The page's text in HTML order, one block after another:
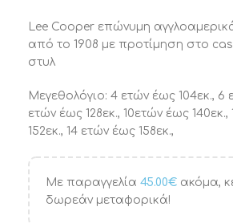
Lee Cooper επώνυμη
από το 1908 με προτίμηση στο
στυλ
Μεγεθολόγιο: 4 ετών έως 104εκ., 6
ετών έως 128εκ., 10ετών έως
152εκ., 14 ετών έως 158εκ.,
Με παραγγελία 45.00€ ακόμα,
δωρεάν μεταφορικά!